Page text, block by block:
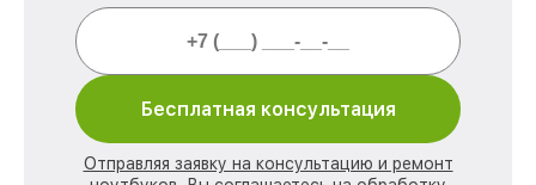
Бесплатная консультация
Отправляя заявку на консультацию и ремонт